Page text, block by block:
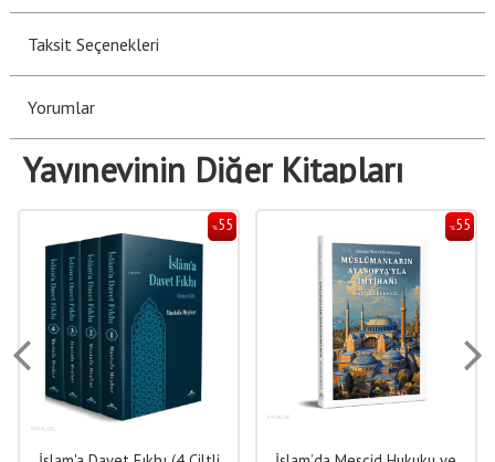
Taksit Seçenekleri
Yorumlar
Yayınevinin Diğer Kitapları